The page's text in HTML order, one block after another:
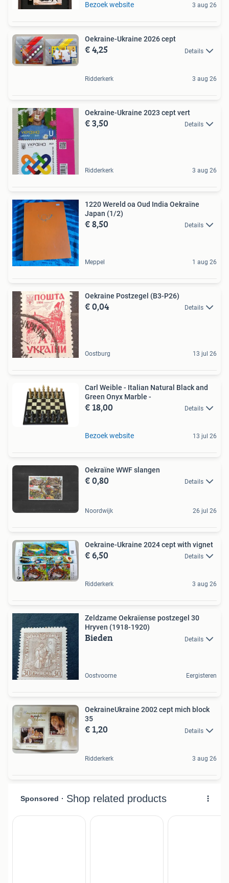
Bezoek website 3 aug 26
Oekraine-Ukraine 2026 cept
€ 4,25 Details
Ridderkerk 3 aug 26
Oekraine-Ukraine 2023 cept vert
€ 3,50 Details
Ridderkerk 3 aug 26
1220 Wereld oa Oud India Oekraïne
Japan (1/2)
€ 8,50 Details
Meppel 1 aug 26
Oekraine Postzegel (B3-P26)
€ 0,04 Details
Oostburg 13 jul 26
Carl Weible - Italian Natural Black and
Green Onyx Marble -
€ 18,00 Details
Bezoek website 13 jul 26
Oekraïne WWF slangen
€ 0,80 Details
Noordwijk 26 jul 26
Oekraine-Ukraine 2024 cept with vignet
€ 6,50 Details
Ridderkerk 3 aug 26
Zeldzame Oekraïense postzegel 30
Hryven (1918-1920)
Bieden Details
Oostvoorne Eergisteren
OekraineUkraine 2002 cept mich block
35
€ 1,20 Details
Ridderkerk 3 aug 26